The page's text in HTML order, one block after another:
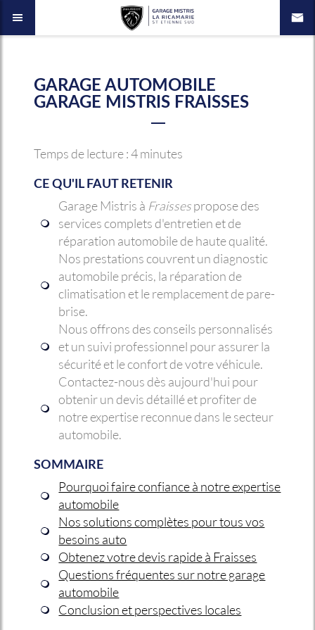
GARAGE AUTOMOBILE
GARAGE MISTRIS FRAISSES
Temps de lecture : 4 minutes
CE QU'IL FAUT RETENIR
Garage Mistris à Fraissespropose des
services complets d'entretien et de
réparation automobile de haute qualité.
Nos prestations couvrent un diagnostic
automobile précis, la réparation de
climatisation et le remplacement de pare-
brise.
Nous offrons des conseils personnalisés
et un suivi professionnel pour assurer la
sécurité et le confort de votre véhicule.
Contactez-nous dès aujourd'hui pour
obtenir un devis détaillé et profiter de
notre expertise reconnue dans le secteur
automobile.
SOMMAIRE
Pourquoi faire confiance à notre expertise
automobile
Nos solutions complètes pour tous vos
besoins auto
Obtenez votre devis rapide à Fraisses
Questions fréquentes sur notre garage
automobile
Conclusion et perspectives locales